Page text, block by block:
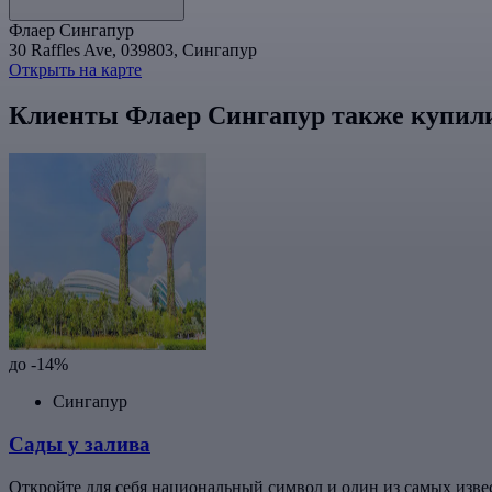
Флаер Сингапур
30 Raffles Ave, 039803, Сингапур
Открыть на карте
Клиенты Флаер Сингапур также
до -14%
Сингапур
Сады у залива
Откройте для себя национальный символ и один из самых